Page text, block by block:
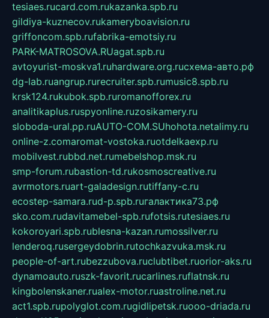
tesiaes.rucard.com.rukazanka.spb.ru
gildiya-kuznecov.rukameryboavision.ru
griffoncom.spb.rufabrika-emotsiy.ru
PARK-MATROSOVA.RUagat.spb.ru
avtoyurist-moskva1.ruhardware.org.ruсхема-авто.рф
dg-lab.ruangrup.rurecruiter.spb.rumusic8.spb.ru
krsk124.rukubok.spb.ruromanofforex.ru
analitikaplus.ruspyonline.ruzosikamery.ru
sloboda-ural.pp.ruAUTO-COM.SUhohota.netalimy.ru
online-z.comaromat-vostoka.ruotdelkaexp.ru
mobilvest.rubbd.net.rumebelshop.msk.ru
smp-forum.rubastion-td.rukosmoscreative.ru
avrmotors.ruart-galadesign.rutiffany-c.ru
ecostep-samara.rud-p.spb.ruгалактика73.рф
sko.com.rudavitamebel-spb.rufotsis.rutesiaes.ru
kokoroyari.spb.rublesna-kazan.rumossilver.ru
lenderoq.rusergeydobrin.rutochkazvuka.msk.ru
people-of-art.rubezzubova.ruclubtibet.ruorior-aks.ru
dynamoauto.ruszk-favorit.rucarlines.ruflatnsk.ru
kingbolenskaner.rualex-motor.ruastroline.net.ru
act1.spb.rupolyglot.com.rugidlipetsk.ruooo-driada.ru